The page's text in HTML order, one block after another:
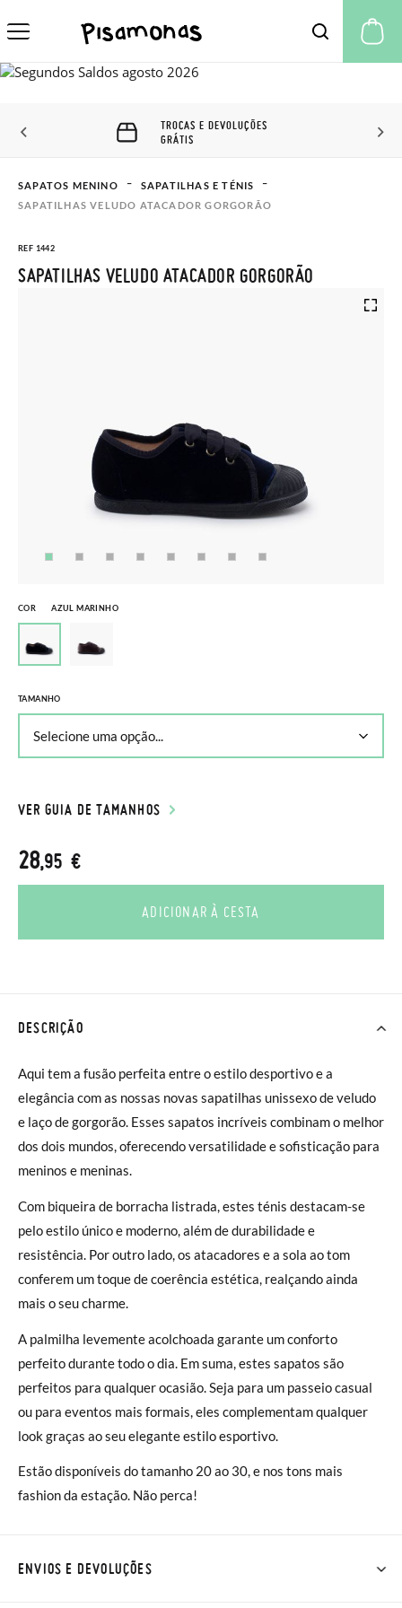
TROCAS E DEVOLUÇÕES
GRÁTIS
SAPATOS MENINO
SAPATILHAS E TÉNIS
SAPATILHAS VELUDO ATACADOR GORGORÃO
REF 1442
SAPATILHAS VELUDO ATACADOR GORGORÃO
COR AZUL MARINHO
TAMANHO
VER GUIA DE TAMANHOS
28,95 €
ADICIONAR À CESTA
DESCRIÇÃO
Aqui tem a fusão perfeita entre o estilo desportivo e a
elegância com as nossas novas sapatilhas unissexo de veludo
e laço de gorgorão. Esses sapatos incríveis combinam o melhor
dos dois mundos, oferecendo versatilidade e sofisticação para
meninos e meninas.
Com biqueira de borracha listrada, estes ténis destacam-se
pelo estilo único e moderno, além de durabilidade e
resistência. Por outro lado, os atacadores e a sola ao tom
conferem um toque de coerência estética, realçando ainda
mais o seu charme.
A palmilha levemente acolchoada garante um conforto
perfeito durante todo o dia. Em suma, estes sapatos são
perfeitos para qualquer ocasião. Seja para um passeio casual
ou para eventos mais formais, eles complementam qualquer
look graças ao seu elegante estilo esportivo.
Estão disponíveis do tamanho 20 ao 30, e nos tons mais
fashion da estação. Não perca!
ENVIOS E DEVOLUÇÕES